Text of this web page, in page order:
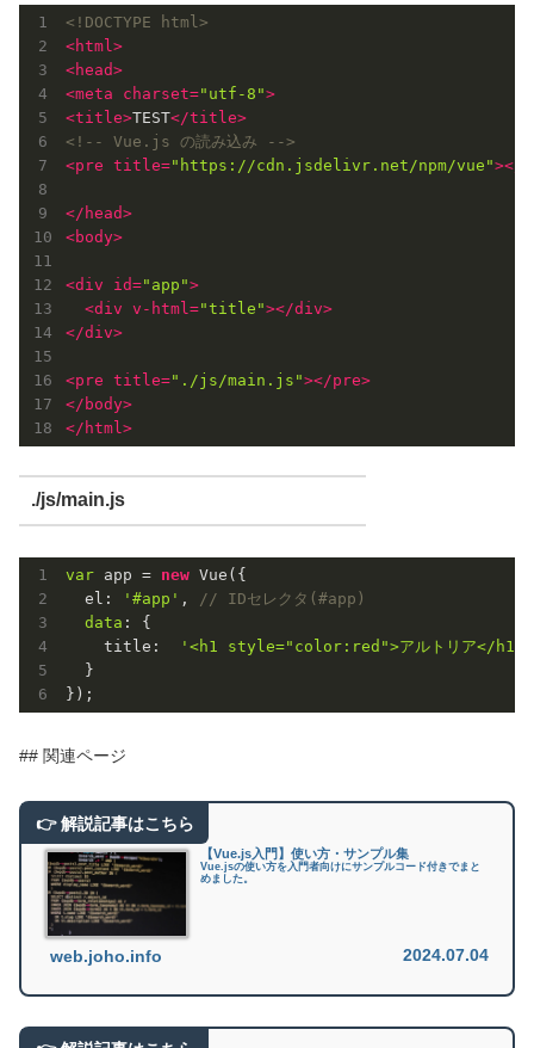
<!DOCTYPE html>
<html>
<head>
<meta charset="utf-8">
<title>TEST</title>
<!-- Vue.js の読み込み -->
<pre title="https://cdn.jsdelivr.net/npm/vue"></
</ head>
<body>
<div id="app">
<div v-html="title"></div>
</div>
<pre title="./js/main.js"></pre>
</ body>
</ html>
./js/main.js
var app = new Vue({
  el:
'#app' ,
// IDセレクタ(#app)
data : {
    title:
'<h1 style="color:red">アルトリア</h1>'
  }
});
## 関連ページ
【Vue.js入門】使い方・サンプル集
Vue.jsの使い方を入門者向けにサンプルコード付きでまと
めました。
web.joho.info 2024.07.04